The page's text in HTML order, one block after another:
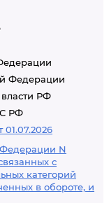
Федерации
власти РФ
РФ
N
с
категорий
в обороте, и